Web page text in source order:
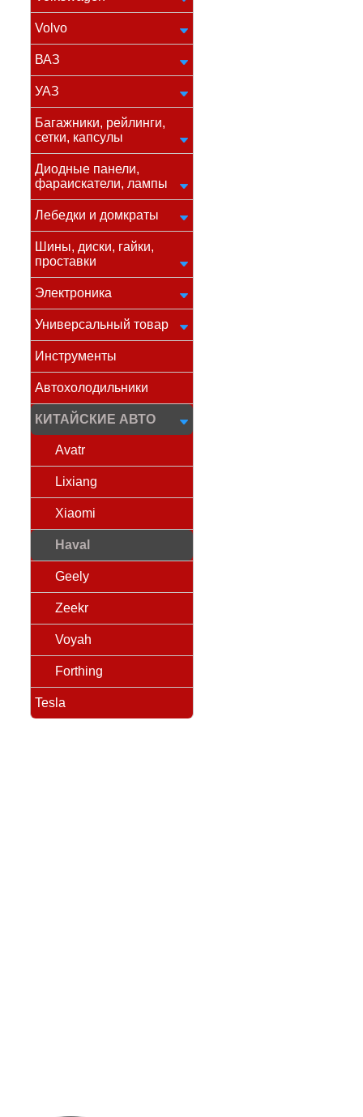
Volvo
ВАЗ
УАЗ
Багажники, рейлинги,
сетки, капсулы
Диодные панели,
фараискатели, лампы
Лебедки и домкраты
Шины, диски, гайки,
проставки
Электроника
Универсальный товар
Инструменты
Автохолодильники
КИТАЙСКИЕ АВТО
Avatr
Lixiang
Xiaomi
Haval
Geely
Zeekr
Voyah
Forthing
Tesla